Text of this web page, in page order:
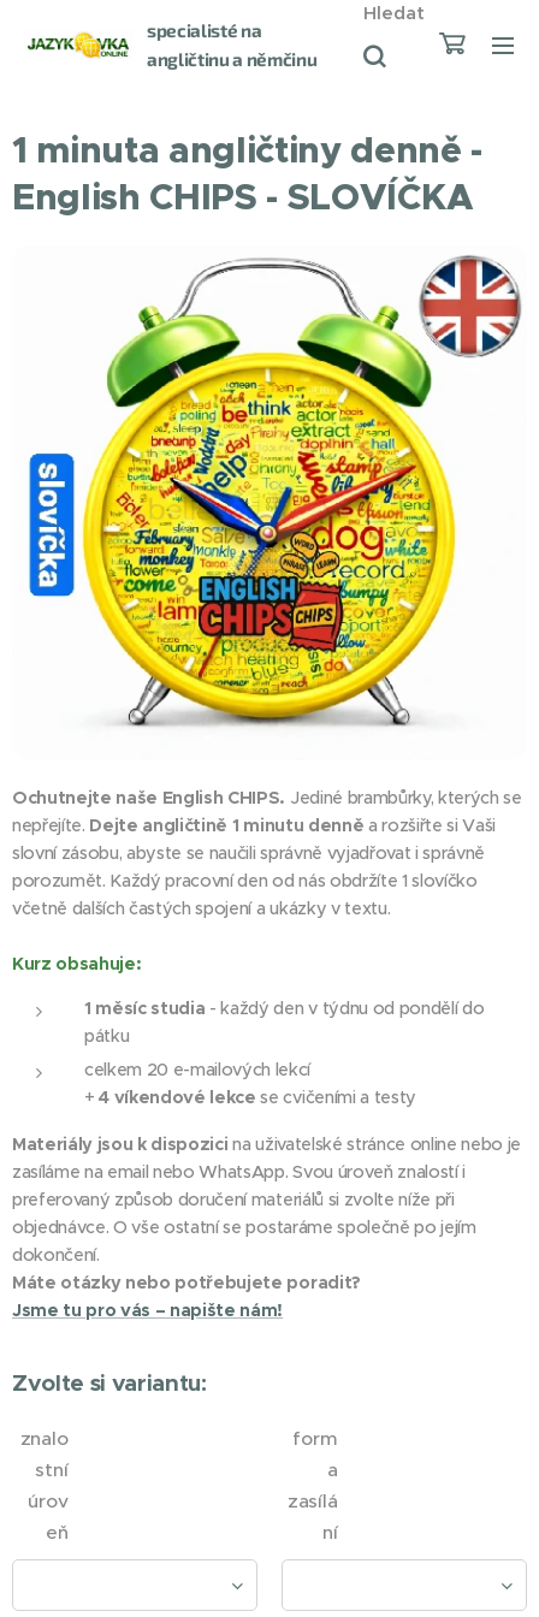
specialisté na
angličtinu a němčinu
Hledat
1 minuta angličtiny denně -
English CHIPS - SLOVÍČKA
Ochutnejte naše English CHIPS. Jediné brambůrky, kterých se
nepřejíte. Dejte angličtině 1 minutu denně a rozšiřte si Vaši
slovní zásobu, abyste se naučili správně vyjadřovat i správně
porozumět. Každý pracovní den od nás obdržíte 1 slovíčko
včetně dalších častých spojení a ukázky v textu.
Kurz obsahuje:
1 měsíc studia - každý den v týdnu od pondělí do
pátku
celkem 20 e-mailových lekcí
+4 víkendové lekcese cvičeními a testy
Materiály jsou k dispozici na uživatelské stránce online nebo je
zasíláme na email nebo WhatsApp. Svou úroveň znalostí i
preferovaný způsob doručení materiálů si zvolte níže při
objednávce. O vše ostatní se postaráme společně po jejím
dokončení.
Máte otázky nebo potřebujete poradit?
Jsme tu pro vás – napište nám!
Zvolte si variantu:
znalo
stní
úrov
eň
form
a
zasílá
ní